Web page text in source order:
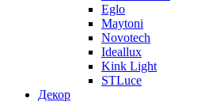
Eglo
Maytoni
Novotech
Ideallux
Kink Light
STLuce
Декор